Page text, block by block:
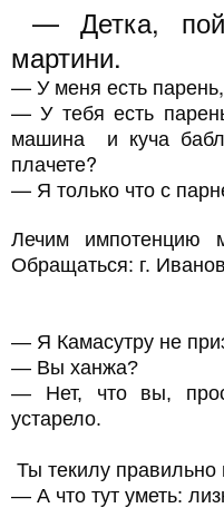
— Детка,
мартини.
— У меня есть
— У тебя есть
машина и куча
плачете?
— Я только что с
Лечим импотенцию
Обращаться: г.
— Я Камасутру не
— Вы ханжа?
— Нет, что вы,
устарело.
Ты текилу правильно
— А что тут уметь: